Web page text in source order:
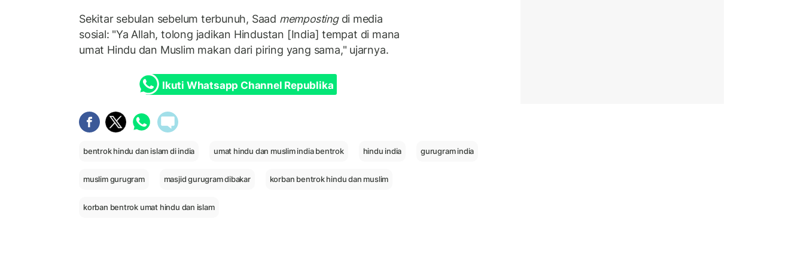
Sekitar sebulan sebelum terbunuh, Saad mempostingdi media
sosial: "Ya Allah, tolong jadikan Hindustan [India] tempat di mana
umat Hindu dan Muslim makan dari piring yang sama," ujarnya.
Ikuti Whatsapp Channel Republika
bentrok hindu dan islam di india umat hindu dan muslim india bentrok hindu india gurugram india
muslim gurugram masjid gurugram dibakar korban bentrok hindu dan muslim
korban bentrok umat hindu dan islam